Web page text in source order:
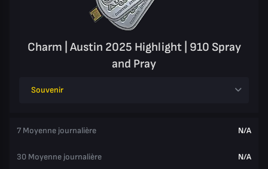
Charm | Austin 2025 Highlight | 910 Spray
and Pray
Souvenir
7 Moyenne journalière N/A
30 Moyenne journalière
N/A